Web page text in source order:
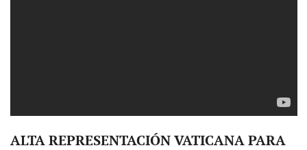
ALTA REPRESENTACIÓN VATICANA PARA